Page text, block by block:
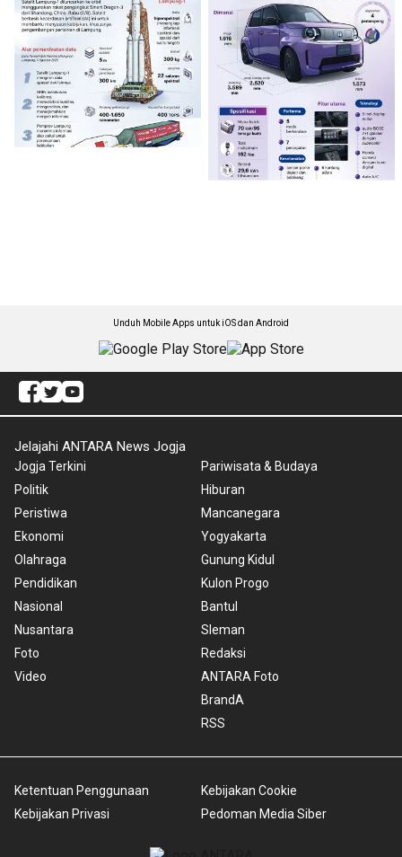
Unduh Mobile Apps untuk iOS dan Android
Jelajahi ANTARA News Jogja
Jogja Terkini
Politik
Peristiwa
Ekonomi
Olahraga
Pendidikan
Nasional
Nusantara
Foto
Video
Pariwisata & Budaya
Hiburan
Mancanegara
Yogyakarta
Gunung Kidul
Kulon Progo
Bantul
Sleman
Redaksi
ANTARA Foto
BrandA
RSS
Ketentuan Penggunaan
Kebijakan Privasi
Kebijakan Cookie
Pedoman Media Siber